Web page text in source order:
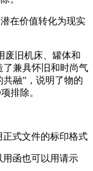
在价值转化为现实
旧机床、罐体和
了兼具怀旧和时尚气
融”，说明了物的
排除。
式文件的标印格式
函也可以用请示